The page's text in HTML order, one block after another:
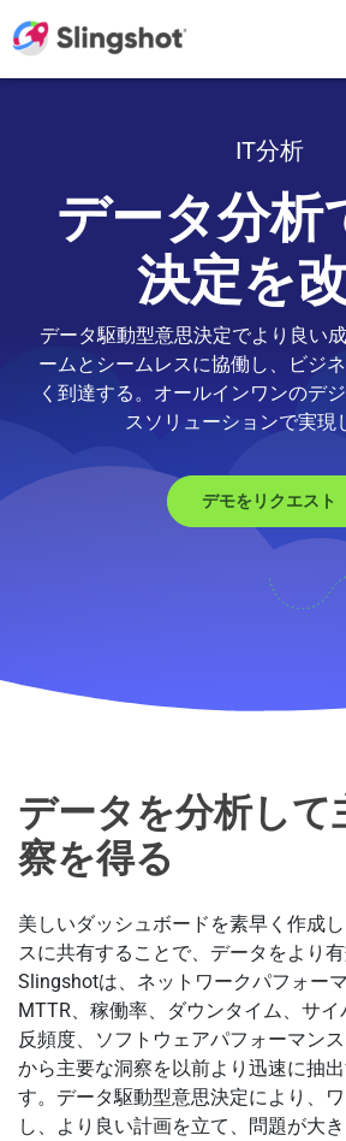
IT分析
データ分析
決定を
データ駆動型意思決定でより良い
ームとシームレスに協働し、ビジ
く到達する。オールインワンのデ
スソリューションで実現
デモをリクエスト
データを分析して
察を得る
美しいダッシュボードを素早く作成
スに共有することで、データをより有
Slingshotは、ネットワークパフォー
MTTR、稼働率、ダウンタイム、サ
反頻度、ソフトウェアパフォーマン
から主要な洞察を以前より迅速に抽
す。データ駆動型意思決定により、
し、より良い計画を立て、問題が大